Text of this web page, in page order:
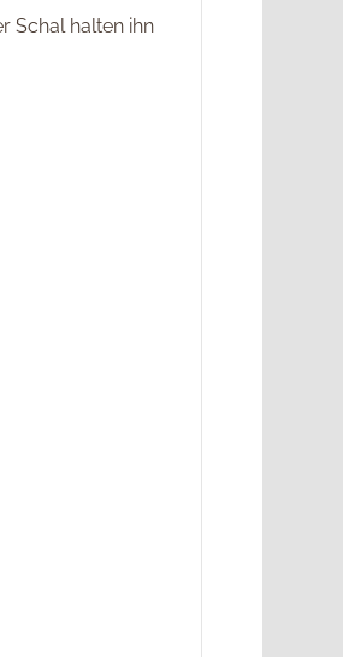
Schal halten ihn